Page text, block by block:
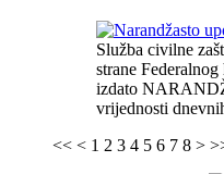
Služba civilne
strane
izdato
vrijednosti
<< < 1 2 3 4 5 6 7 8 >